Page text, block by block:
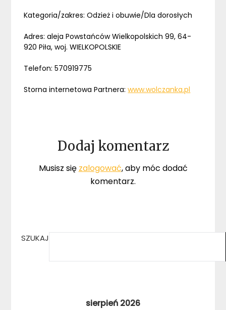
Kategoria/zakres: Odzież i obuwie/Dla dorosłych
Adres: aleja Powstańców Wielkopolskich 99, 64-
920 Piła, woj. WIELKOPOLSKIE
Telefon: 570919775
Storna internetowa Partnera:www.wolczanka.pl
Dodaj komentarz
Musisz się zalogować, aby móc dodać
komentarz.
SZUKAJ
sierpień 2026